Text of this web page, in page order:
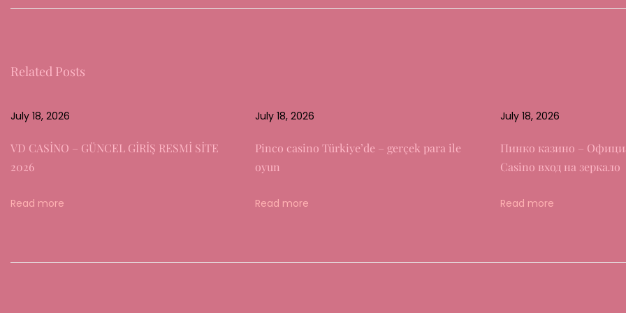
n
a
v
e
A
s
z
Related Posts
July 18, 2026
VD CASİNO – GÜNCEL GİRİŞ RESMİ SİTE
2026
Read more
July 18, 2026
Pinco casino Türkiye’de – gerçek para ile
oyun
Read more
July 18, 2026
Пинко казино –
Casino вход на зеркало
Read more